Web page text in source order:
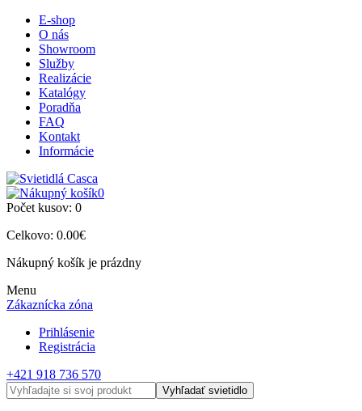
E-shop
O nás
Showroom
Služby
Realizácie
Katalógy
Poradňa
FAQ
Kontakt
Informácie
0
Počet kusov: 0
Celkovo: 0.00€
Nákupný košík je prázdny
Menu
Zákaznícka zóna
Prihlásenie
Registrácia
+421 918 736 570
Vyhľadať svietidlo